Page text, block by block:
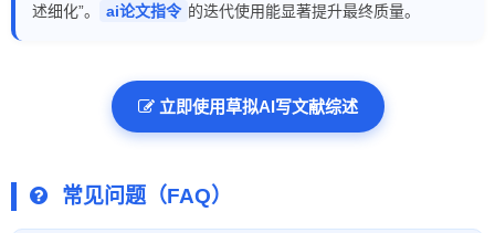
述细化”。
ai论文指令 的迭代使用能显著提升最终质量。
立即使用草拟AI写文献综述
常见问题（FAQ）